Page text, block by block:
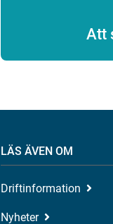
Att
LÄS ÄVEN OM
Driftinformation
Nyheter